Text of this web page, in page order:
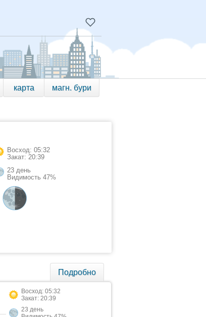
карта магн. бури
Восход: 05:32
Закат: 20:39
23 день
Видимость 47%
Подробно
Восход: 05:32
Закат: 20:39
23 день